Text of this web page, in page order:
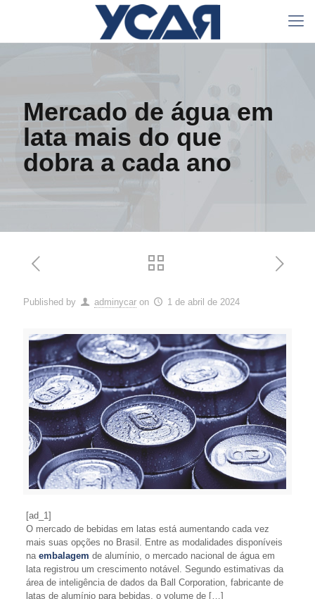
Mercado de água em
lata mais do que
dobra a cada ano
Published by adminycar on 1 de abril de 2024
[ad_1]
O mercado de bebidas em latas está aumentando cada vez
mais suas opções no Brasil. Entre as modalidades disponíveis
na embalagem de alumínio, o mercado nacional de água em
lata registrou um crescimento notável. Segundo estimativas da
área de inteligência de dados da Ball Corporation, fabricante de
latas de alumínio para bebidas, o volume de […]